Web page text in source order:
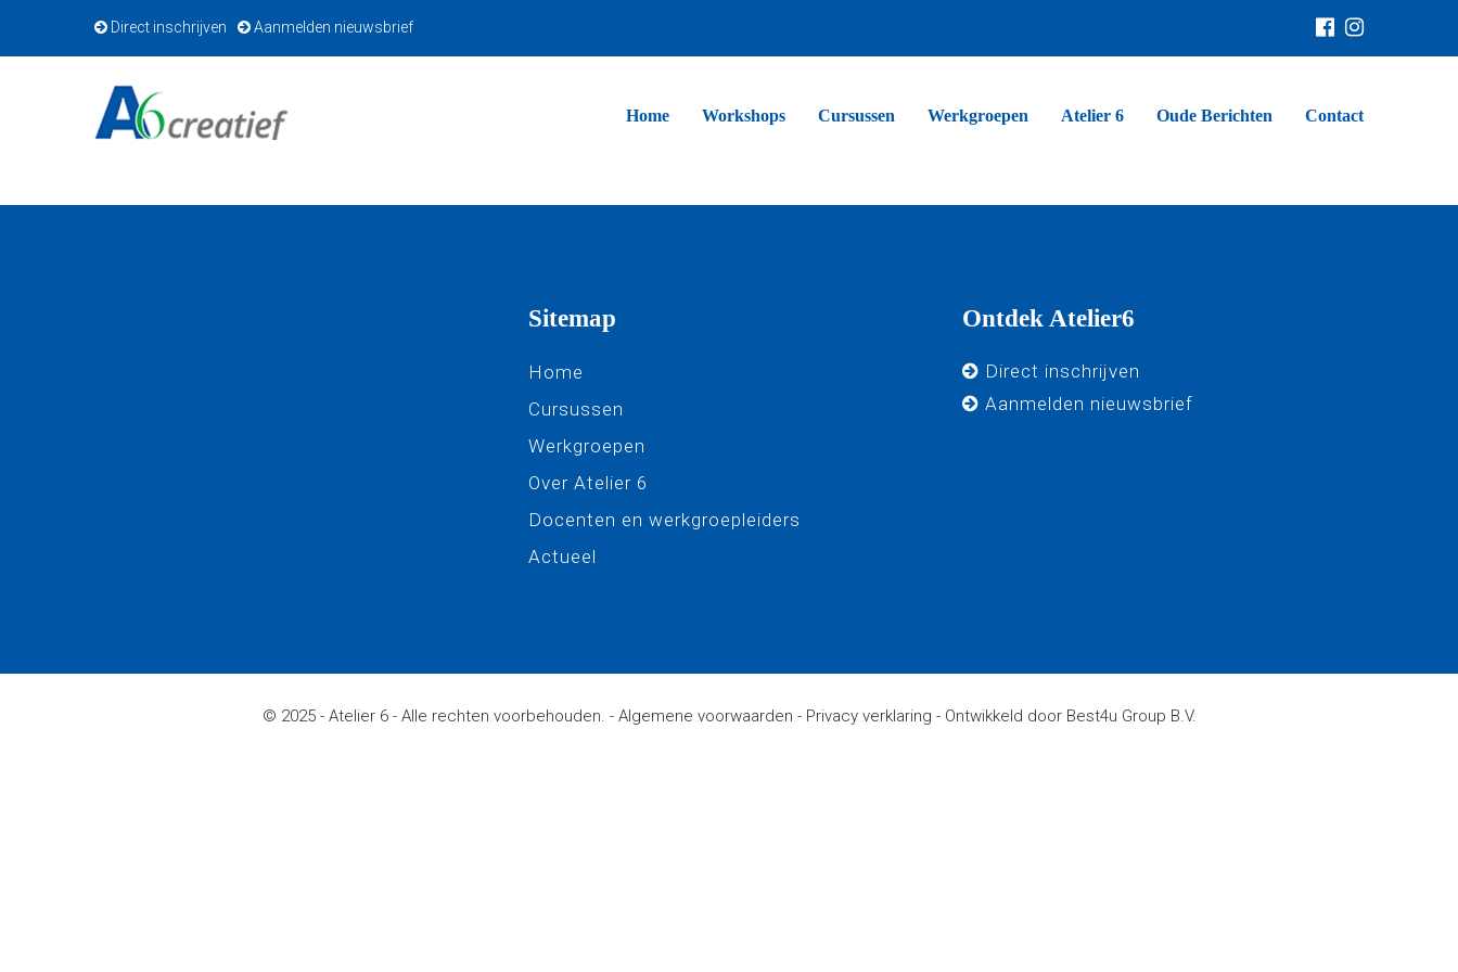
Direct inschrijven Aanmelden nieuwsbrief
Home Workshops Cursussen Werkgroepen Atelier 6 Oude Berichten Contact
Sitemap
Home
Cursussen
Werkgroepen
Over Atelier 6
Docenten en werkgroepleiders
Actueel
Ontdek Atelier6
Direct inschrijven
Aanmelden nieuwsbrief
© 2025 - Atelier 6 - Alle rechten voorbehouden. - Algemene voorwaarden - Privacy verklaring - Ontwikkeld door Best4u Group B.V.